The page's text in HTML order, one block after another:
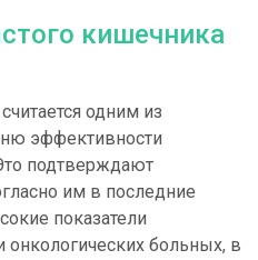
кишечника
одним из
эффективности
подтверждают
им в последние
показатели
больных, в